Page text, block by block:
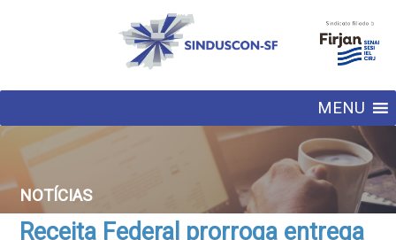
MENU
NOTÍCIAS
Receita Federal prorroga entrega